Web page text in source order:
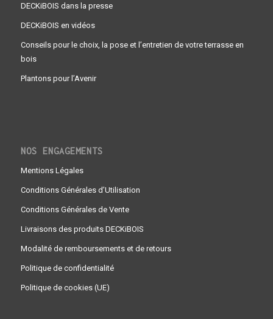
DECKiBOIS dans la presse
DECKiBOIS en vidéos
Conseils pour le choix, la pose et l’entretien de votre terrasse en
bois
Plantons pour l’Avenir
NOS ENGAGEMENTS
Mentions Légales
Conditions Générales d’Utilisation
Conditions Générales de Vente
Livraisons des produits DECKiBOIS
Modalité de remboursements et de retours
Politique de confidentialité
Politique de cookies (UE)